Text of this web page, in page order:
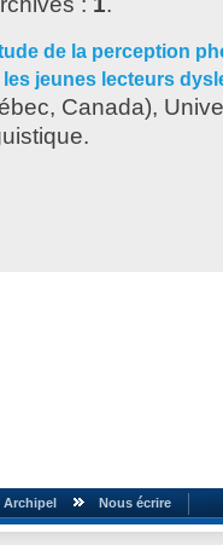
de la perception
jeunes lecteurs
Canada),
Archipel Nous écrire